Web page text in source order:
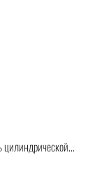
цилиндрической...